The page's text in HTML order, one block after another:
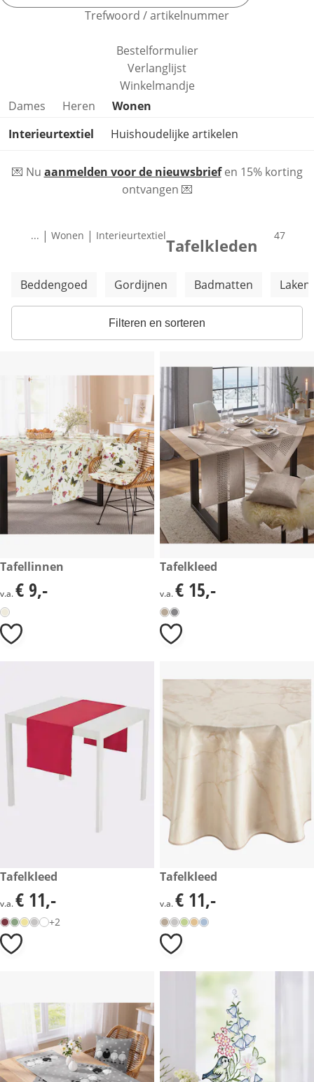
Trefwoord / artikelnummer
Bestelformulier
Verlanglijst
Winkelmandje
Productcategorieën overslaan
Dames Heren
Wonen
Interieurtextiel
Huishoudelijke artikelen
💌 Nu aanmelden voor de nieuwsbriefen 15% korting
ontvangen 💌
... | Wonen | InterieurtextielTafelkleden 47
Meer categorieën overslaan
Beddengoed Gordijnen Badmatten Laken
Filteren en sorteren
€ 9,-
Tafellinnen
€ 9,-
v.a.€ 9,-
€ 15,-
Tafelkleed
€ 15,-
v.a.€ 15,-
€ 11,-
Tafelkleed
€ 11,-
v.a.€ 11,-
+2
€ 11,-
Tafelkleed
€ 11,-
v.a.€ 11,-